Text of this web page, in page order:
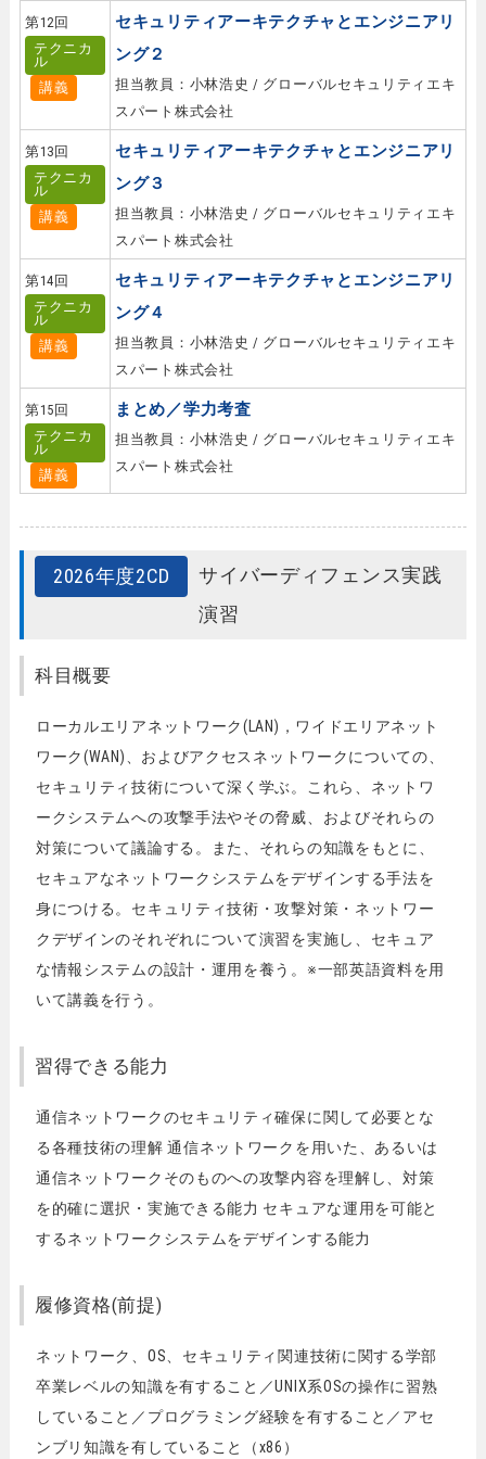
第12回
テクニカ
ル
講義
セキュリティアーキテクチャとエンジニアリ
ング２
担当教員：小林浩史 / グローバルセキュリティエキ
スパート株式会社
第13回
テクニカ
ル
講義
セキュリティアーキテクチャとエンジニアリ
ング３
担当教員：小林浩史 / グローバルセキュリティエキ
スパート株式会社
第14回
テクニカ
ル
講義
セキュリティアーキテクチャとエンジニアリ
ング４
担当教員：小林浩史 / グローバルセキュリティエキ
スパート株式会社
第15回
テクニカ
ル
講義
まとめ／学力考査
担当教員：小林浩史 / グローバルセキュリティエキ
スパート株式会社
2026年度2CD
サイバーディフェンス実践
演習
科目概要
ローカルエリアネットワーク(LAN)，ワイドエリアネット
ワーク(WAN)、およびアクセスネットワークについての、
セキュリティ技術について深く学ぶ。これら、ネットワ
ークシステムへの攻撃手法やその脅威、およびそれらの
対策について議論する。また、それらの知識をもとに、
セキュアなネットワークシステムをデザインする手法を
身につける。セキュリティ技術・攻撃対策・ネットワー
クデザインのそれぞれについて演習を実施し、セキュア
な情報システムの設計・運用を養う。※一部英語資料を用
いて講義を行う。
習得できる能力
通信ネットワークのセキュリティ確保に関して必要とな
る各種技術の理解 通信ネットワークを用いた、あるいは
通信ネットワークそのものへの攻撃内容を理解し、対策
を的確に選択・実施できる能力 セキュアな運用を可能と
するネットワークシステムをデザインする能力
履修資格(前提)
ネットワーク、OS、セキュリティ関連技術に関する学部
卒業レベルの知識を有すること／UNIX系OSの操作に習熟
していること／プログラミング経験を有すること／アセ
ンブリ知識を有していること（x86）